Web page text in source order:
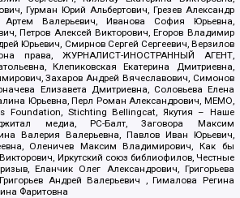
Гурман Юрий Альбертович, Грезев Александр
Артем Валерьевич, Иванова София Юрьевна,
Петров Алексей Викторович, Егоров Владимир
Юрьевич, Смирнов Сергей Сергеевич, Верзилов
права, ЖУРНАЛИСТ-ИНОСТРАННЫЙ АГЕНТ,
Клепиковская Екатерина Дмитриевна,
Захаров Андрей Вячеславович, Симонов
Елизавета Дмитриевна, Соловьева Елена
Юрьевна, Перл Роман Александрович, МЕМО,
Foundation, Stichting Bellingcat, Якутия – Наше
медиа, РС-Балт, Заговора Максим
Валерия Валерьевна, Павлов Иван Юрьевич,
Оленичев Максим Владимирович, Как бы
Иркутский союз библиофилов, Честные
Еланчик Олег Александрович, Григорьева
Андрей Валерьевич , Гималова Регина
Фаритовна